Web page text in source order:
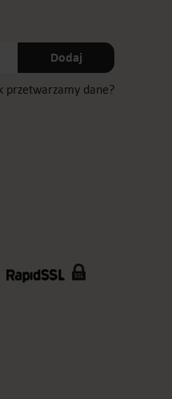
Dodaj
przetwarzamy dane?